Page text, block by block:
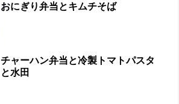
おにぎり弁当とキムチそば
チャーハン弁当と冷製トマトパスタ
と水田